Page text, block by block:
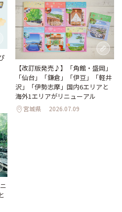
【改訂版発売♪】「角館・盛岡」
「仙台」「鎌倉」「伊豆」「軽井
沢」「伊勢志摩」国内6エリアと
海外1エリアがリニューアル
宮城県 2026.07.09